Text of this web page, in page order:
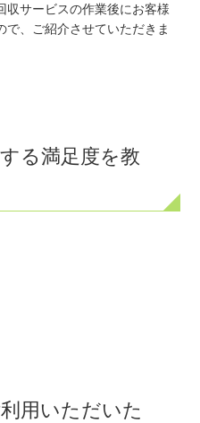
収サービスの作業後にお客様
で、ご紹介させていただきま
る満足度を教
用いただいた